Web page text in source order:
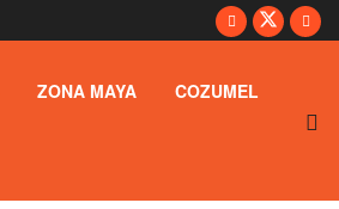
ZONA MAYA COZUMEL